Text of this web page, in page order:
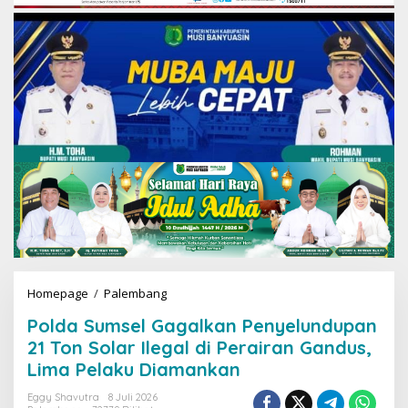
Homepage / Palembang
l
d
a
S
Polda Sumsel Gagalkan Penyelundupan
21 Ton Solar Ilegal di Perairan Gandus,
Lima Pelaku Diamankan
Eggy Shavutra
8 Juli 2026